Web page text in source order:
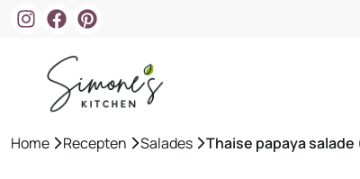
Home »Recepten »Salades »Thaise papaya salade